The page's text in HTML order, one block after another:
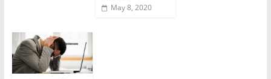
May 8, 2020